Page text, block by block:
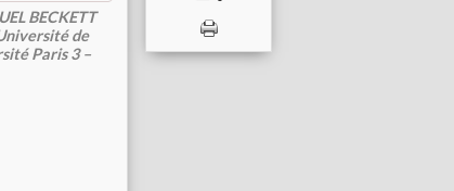
BECKETT
de
Paris 3 –